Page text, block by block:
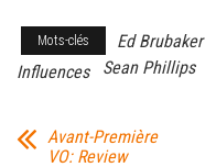
Mots-clés Ed Brubaker
Influences
Sean Phillips
Avant-Première
VO: Review